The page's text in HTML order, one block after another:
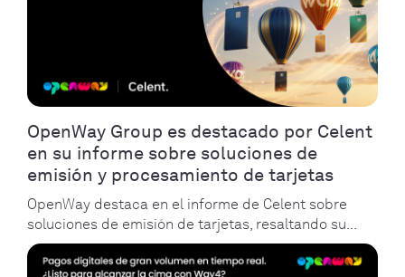
OpenWay Group es destacado por Celent
en su informe sobre soluciones de
emisión y procesamiento de tarjetas
OpenWay destaca en el informe de Celent sobre
soluciones de emisión de tarjetas, resaltando su...